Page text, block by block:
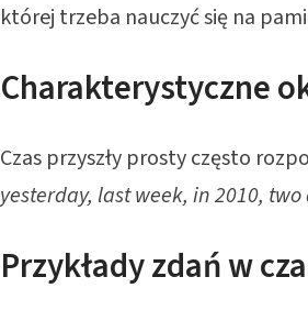
której trzeba nauczyć się na
Charakterystyczne
Czas przyszły prosty często
yesterday, last week, in 2010,
Przykłady zdań w